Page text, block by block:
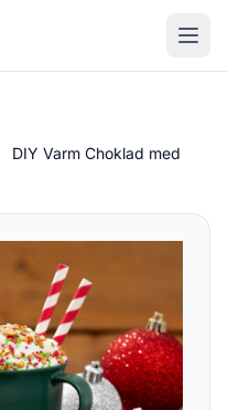
DIY Varm Choklad med